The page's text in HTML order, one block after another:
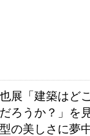
展「建築はど
ろうか？」を
の美しさに夢